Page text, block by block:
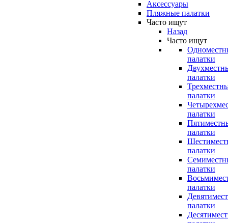
Аксессуары
Пляжные палатки
Часто ищут
Назад
Часто ищут
палатки
палатки
палатки
палатки
палатки
палатки
палатки
палатки
палатки